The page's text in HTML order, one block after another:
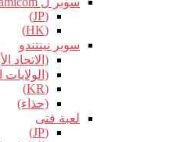
(JP)
(HK)
سوبر نينتندو
(الاتحاد
(الولايات
(KR)
(حذاء)
لعبة فتى
(JP)